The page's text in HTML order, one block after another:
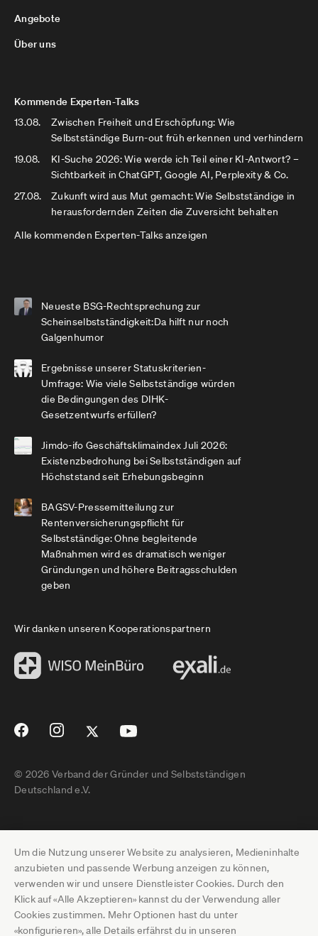
Um die Nutzung unserer Website zu analysieren, Medieninhalte
anzubieten und passende Werbung anzeigen zu können,
verwenden wir und unsere Dienstleister Cookies. Durch den
Klick auf «Alle Akzeptieren» kannst du der Verwendung aller
Cookies zustimmen. Mehr Optionen hast du unter
«konfigurieren», alle Details erfährst du in unseren
Angebote
Über uns
Kommende Experten-Talks
13.08.
Zwischen Freiheit und Erschöpfung: Wie
Selbstständige Burn-out früh erkennen und verhindern
19.08.
KI-Suche 2026: Wie werde ich Teil einer KI-Antwort? –
Sichtbarkeit in ChatGPT, Google AI, Perplexity & Co.
27.08.
Zukunft wird aus Mut gemacht: Wie Selbstständige in
herausfordernden Zeiten die Zuversicht behalten
Alle kommenden Experten-Talks anzeigen
Neueste BSG-Rechtsprechung zur
Scheinselbstständigkeit:Da hilft nur noch
Galgenhumor
Ergebnisse unserer Statuskriterien-
Umfrage: Wie viele Selbstständige würden
die Bedingungen des DIHK-
Gesetzentwurfs erfüllen?
Jimdo-ifo Geschäftsklimaindex Juli 2026:
Existenzbedrohung bei Selbstständigen auf
Höchststand seit Erhebungsbeginn
BAGSV-Pressemitteilung zur
Rentenversicherungspflicht für
Selbstständige: Ohne begleitende
Maßnahmen wird es dramatisch weniger
Gründungen und höhere Beitragsschulden
geben
Wir danken unseren Kooperationspartnern
© 2026 Verband der Gründer und Selbstständigen
Deutschland e.V.
Impressum
Datenschutz
Pressebereich